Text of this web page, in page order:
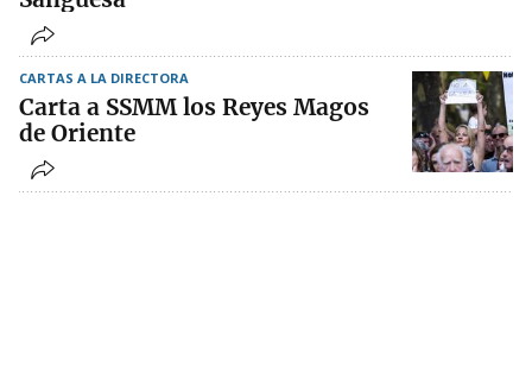
CARTAS A LA DIRECTORA
Carta a SSMM los Reyes Magos
de Oriente